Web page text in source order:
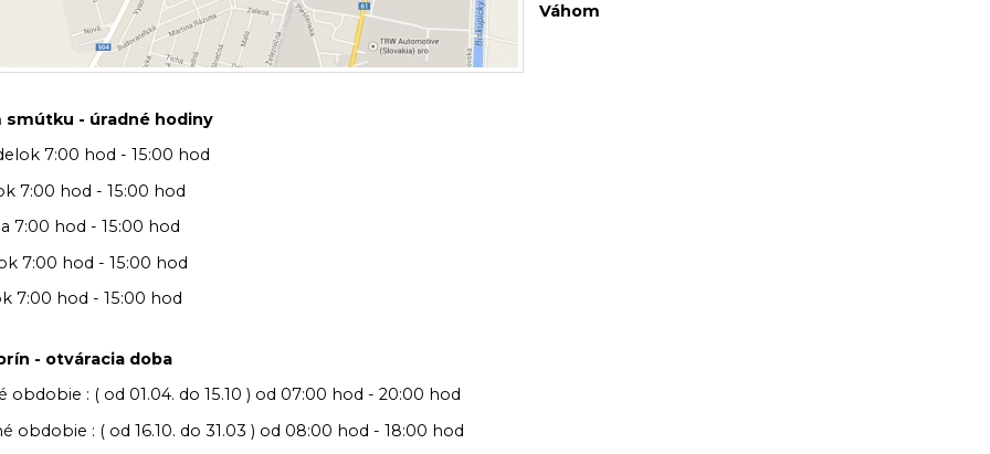
Váhom
smútku - úradné hodiny
7:00 hod - 15:00 hod
7:00 hod - 15:00 hod
7:00 hod - 15:00 hod
7:00 hod - 15:00 hod
7:00 hod - 15:00 hod
- otváracia doba
obdobie : ( od 01.04. do 15.10 ) od 07:00 hod - 20:00 hod
obdobie : ( od 16.10. do 31.03 ) od 08:00 hod - 18:00 hod